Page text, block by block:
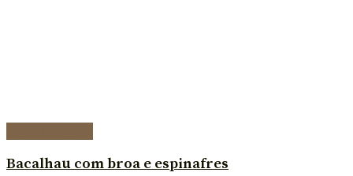
Bacalhau com broa e espinafres